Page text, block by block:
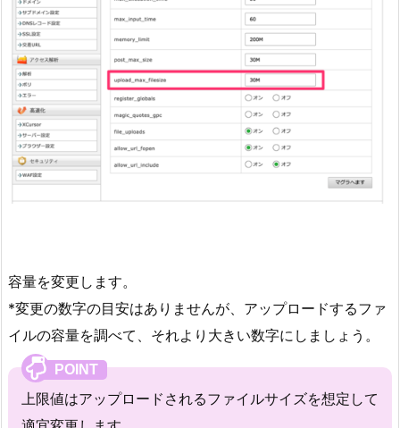
容量を変更します。
*変更の数字の目安はありませんが、アップロードするファ
イルの容量を調べて、それより大きい数字にしましょう。
上限値はアップロードされるファイルサイズを想定して